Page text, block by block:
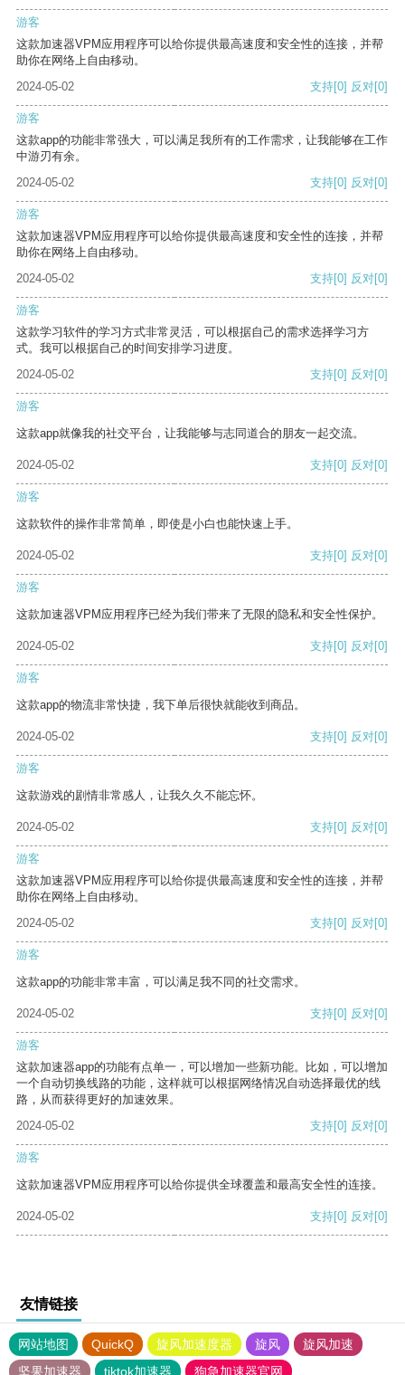
游客
这款加速器VPM应用程序可以给你提供最高速度和安全性的连接，并帮
助你在网络上自由移动。
2024-05-02
支持[0] 反对[0]
游客
这款app的功能非常强大，可以满足我所有的工作需求，让我能够在工作
中游刃有余。
2024-05-02
支持[0] 反对[0]
游客
这款加速器VPM应用程序可以给你提供最高速度和安全性的连接，并帮
助你在网络上自由移动。
2024-05-02
支持[0] 反对[0]
游客
这款学习软件的学习方式非常灵活，可以根据自己的需求选择学习方
式。我可以根据自己的时间安排学习进度。
2024-05-02
支持[0] 反对[0]
游客
这款app就像我的社交平台，让我能够与志同道合的朋友一起交流。
2024-05-02 支持[0] 反对[0]
游客
这款软件的操作非常简单，即使是小白也能快速上手。
2024-05-02 支持[0] 反对[0]
游客
这款加速器VPM应用程序已经为我们带来了无限的隐私和安全性保护。
2024-05-02 支持[0] 反对[0]
游客
这款app的物流非常快捷，我下单后很快就能收到商品。
2024-05-02 支持[0] 反对[0]
游客
这款游戏的剧情非常感人，让我久久不能忘怀。
2024-05-02 支持[0] 反对[0]
游客
这款加速器VPM应用程序可以给你提供最高速度和安全性的连接，并帮
助你在网络上自由移动。
2024-05-02
支持[0] 反对[0]
游客
这款app的功能非常丰富，可以满足我不同的社交需求。
2024-05-02 支持[0] 反对[0]
游客
这款加速器app的功能有点单一，可以增加一些新功能。比如，可以增加
一个自动切换线路的功能，这样就可以根据网络情况自动选择最优的线
路，从而获得更好的加速效果。
2024-05-02
支持[0] 反对[0]
游客
这款加速器VPM应用程序可以给你提供全球覆盖和最高安全性的连接。
2024-05-02 支持[0] 反对[0]
友情链接
网站地图 QuickQ 旋风加速度器 旋风
旋风加速
坚果加速器
tiktok加速器 狗急加速器官网